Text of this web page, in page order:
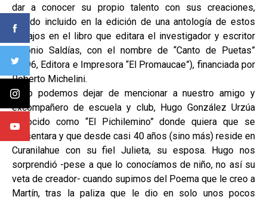
dar a conocer su propio talento con sus creaciones,
siendo incluido en la edición de una antología de estos
trabajos en el libro que editara el investigador y escritor
Antonio Saldías, con el nombre de “Canto de Puetas”
(1996, Editora e Impresora “El Promaucae”), financiada por
Roberto Michelini.
Y no podemos dejar de mencionar a nuestro amigo y
excompañero de escuela y club, Hugo González Urzúa
conocido como “El Pichilemino” donde quiera que se
presentara y que desde casi 40 años (sino más) reside en
Curanilahue con su fiel Julieta, su esposa. Hugo nos
sorprendió -pese a que lo conocíamos de niño, no así su
veta de creador- cuando supimos del Poema que le creo a
Martín, tras la paliza que le dio en solo unos pocos